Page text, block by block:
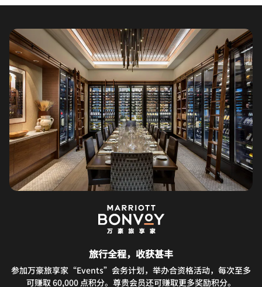
旅行全程，收获甚丰
参加万豪旅享家“Events”会务计划，举办合资格活动，每次至多
可赚取 60,000 点积分。尊贵会员还可赚取更多奖励积分。